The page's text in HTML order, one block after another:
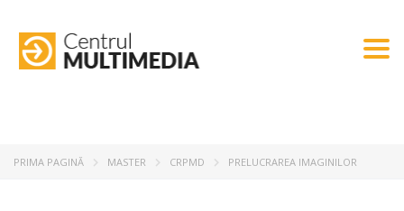
PRIMA PAGINĂ MASTER CRPMD PRELUCRAREA IMAGINILOR